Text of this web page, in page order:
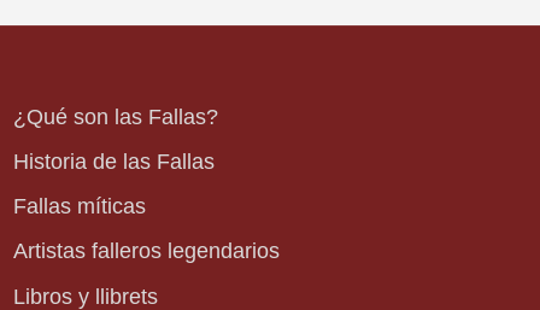
¿Qué son las Fallas?
Historia de las Fallas
Fallas míticas
Artistas falleros legendarios
Libros y llibrets